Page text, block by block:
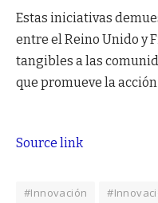
Estas iniciativas
entre el Reino Unido y
tangibles a las
que promueve la
Source link
#Innovación